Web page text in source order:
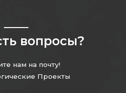
вопросы?
нам на почту!
Проекты